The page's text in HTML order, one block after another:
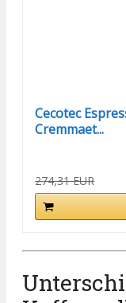
Cecotec
Cremmaet...
274,31 EUR